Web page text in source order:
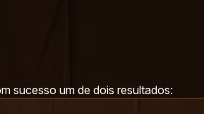
sucesso um de dois resultados: